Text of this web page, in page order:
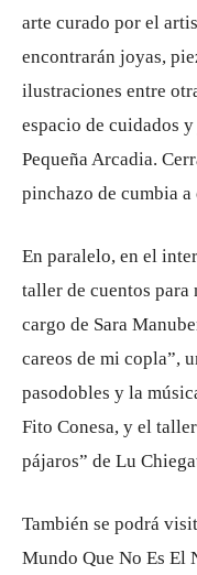
arte curado por el
encontrarán joyas,
ilustraciones entre
espacio de cuidados
Pequeña Arcadia.
pinchazo de cumbia
En paralelo, en el
taller de cuentos para
cargo de Sara
careos de mi copla”,
pasodobles y la
Fito Conesa, y el
pájaros” de Lu
También se podrá
Mundo Que No Es El